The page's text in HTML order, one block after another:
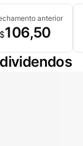
anterior
106,50